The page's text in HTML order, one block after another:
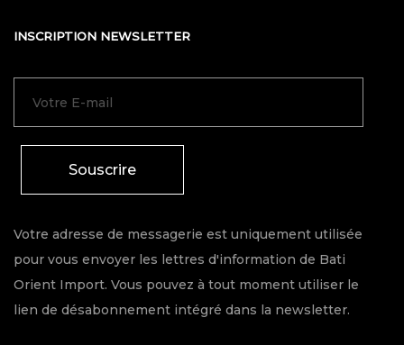
INSCRIPTION NEWSLETTER
Souscrire
Votre adresse de messagerie est uniquement utilisée
pour vous envoyer les lettres d'information de Bati
Orient Import. Vous pouvez à tout moment utiliser le
lien de désabonnement intégré dans la newsletter.